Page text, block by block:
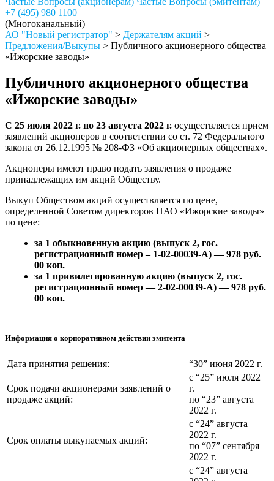
+7 (495) 980 1100
(Многоканальный)
АО "Новый регистратор" > Держателям акций >
Предложения/Выкупы > Публичного акционерного общества
«Ижорские заводы»
Публичного акционерного общества
«Ижорские заводы»
С 25 июля 2022 г. по 23 августа 2022 г. осуществляется прием
заявлений акционеров в соответствии со ст. 72 Федерального
закона от 26.12.1995 № 208-ФЗ «Об акционерных обществах».
Акционеры имеют право подать заявления о продаже
принадлежащих им акций Обществу.
Выкуп Обществом акций осуществляется по цене,
определенной Советом директоров ПАО «Ижорские заводы»
по цене:
за 1 обыкновенную акцию (выпуск 2, гос.
регистрационный номер – 1-02-00039-A) — 978 руб.
00 коп.
за 1 привилегированную акцию (выпуск 2, гос.
регистрационный номер — 2-02-00039-А) — 978 руб.
00 коп.
Информация о корпоративном действии эмитента
Дата принятия решения: “30” июня 2022 г.
Срок подачи акционерами заявлений о
продаже акций:
с “25” июля 2022
г.
по “23” августа
2022 г.
Срок оплаты выкупаемых акций:
с “24” августа
2022 г.
по “07” сентября
2022 г.
с “24” августа